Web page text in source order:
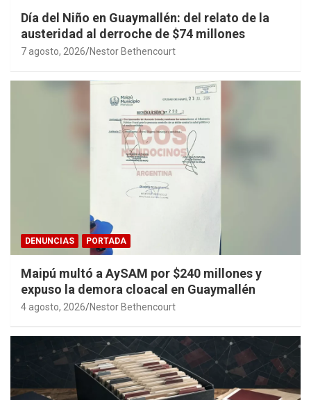
Día del Niño en Guaymallén: del relato de la
austeridad al derroche de $74 millones
7 agosto, 2026 Nestor Bethencourt
DENUNCIAS PORTADA
Maipú multó a AySAM por $240 millones y
expuso la demora cloacal en Guaymallén
4 agosto, 2026 Nestor Bethencourt